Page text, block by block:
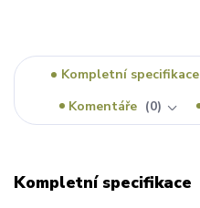
Kompletní specifikace
Komentáře
0
Kompletní specifikace